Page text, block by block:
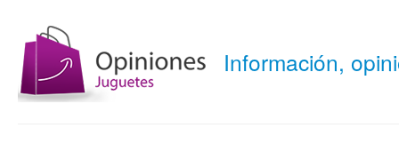
Información,